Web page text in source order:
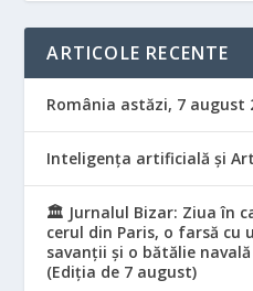
ARTICOLE RECENTE
România astăzi, 7 august
Inteligența artificială și
🏛️ Jurnalul Bizar: Ziua în
cerul din Paris, o farsă cu
savanții și o bătălie
(Ediția de 7 august)